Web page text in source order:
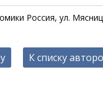
Россия, ул.
К списку